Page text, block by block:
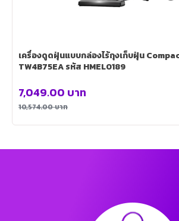
เครื่องดูดฝุ่นแบบกล่องไร้ถุงเก็บฝุ่น
TW4B75EA รหัส HMEL0189
10,574.00บาท
7,049.00 บาท